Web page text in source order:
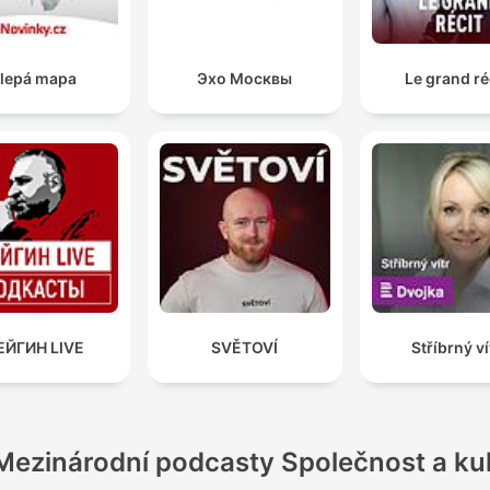
mapa Эхо Москвы Le grand
LIVE SVĚTOVÍ Stříbrný
podcasty Společnost a